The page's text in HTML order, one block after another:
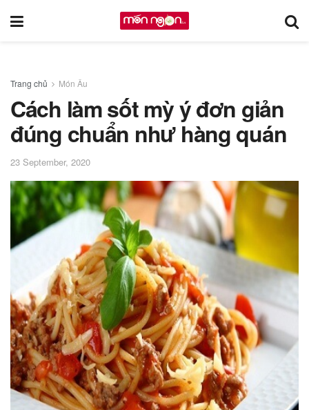
Trang chủ Món Âu
Cách làm sốt mỳ ý đơn giản
đúng chuẩn như hàng quán
23 September, 2020